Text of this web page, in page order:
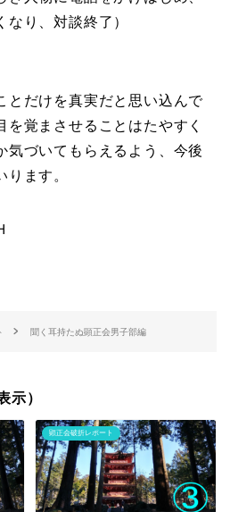
なり、対談終了）
とだけを真実だと思い込んで
覚まさせることはたやすく
気づいてもらえるよう、今後
ります。
聞く耳持たぬ顕正会男子部編
示）
顕正会破折レポート